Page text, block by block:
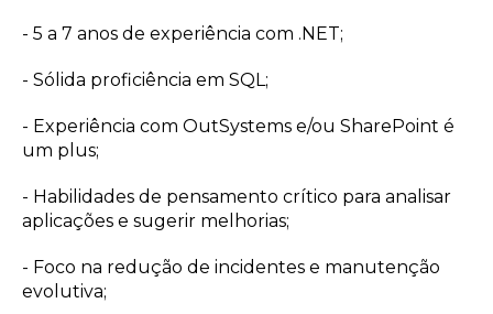
- 5 a 7 anos de experiência com .NET;
- Sólida proficiência em SQL;
- Experiência com OutSystems e/ou SharePoint é
um plus;
- Habilidades de pensamento crítico para analisar
aplicações e sugerir melhorias;
- Foco na redução de incidentes e manutenção
evolutiva;